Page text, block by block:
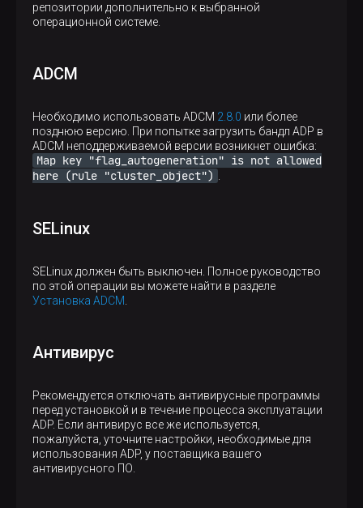
репозитории дополнительно к выбранной
операционной системе.
ADCM
Необходимо использовать ADCM 2.8.0 или более
позднюю версию. При попытке загрузить бандл ADP в
ADCM неподдерживаемой версии возникнет ошибка:
Map key "flag_autogeneration" is not allowed
here (rule "cluster_object")
SELinux
SELinux должен быть выключен. Полное руководство
по этой операции вы можете найти в разделе
Установка ADCM
Антивирус
Рекомендуется отключать антивирусные программы
перед установкой и в течение процесса эксплуатации
ADP. Если антивирус все же используется,
пожалуйста, уточните настройки, необходимые для
использования ADP, у поставщика вашего
антивирусного ПО.